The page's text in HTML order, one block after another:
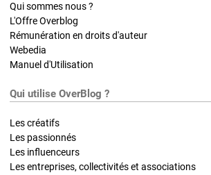
Qui sommes nous ?
L'Offre Overblog
Rémunération en droits d'auteur
Webedia
Manuel d'Utilisation
Qui utilise OverBlog ?
Les créatifs
Les passionnés
Les influenceurs
Les entreprises, collectivités et associations